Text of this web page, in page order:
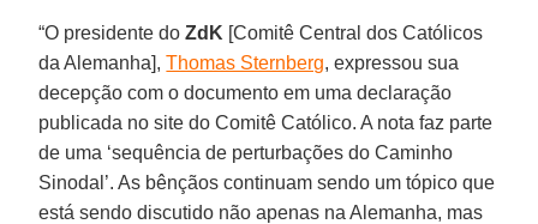
“O presidente doZdK [Comitê Central dos Católicos
da Alemanha],Thomas Sternberg, expressou sua
decepção com o documento em uma declaração
publicada no site do Comitê Católico. A nota faz parte
de uma ‘sequência de perturbações do Caminho
Sinodal’. As bênçãos continuam sendo um tópico que
está sendo discutido não apenas na Alemanha, mas